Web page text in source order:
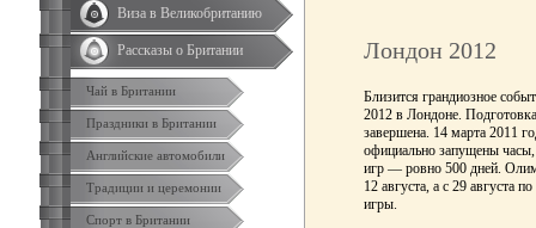
Виза в Великобританию
Рассказы о Британии
Чай в Британии
Праздники в Британии
Английские автомобили
Традиции и церемонии
Спорт в Британии
Лондон 2012
Близится грандиозное
2012 в Лондоне.
завершена. 14 марта 2011
официально запущены
игр — ровно 500 дней.
12 августа, а с 29 августа
игры.